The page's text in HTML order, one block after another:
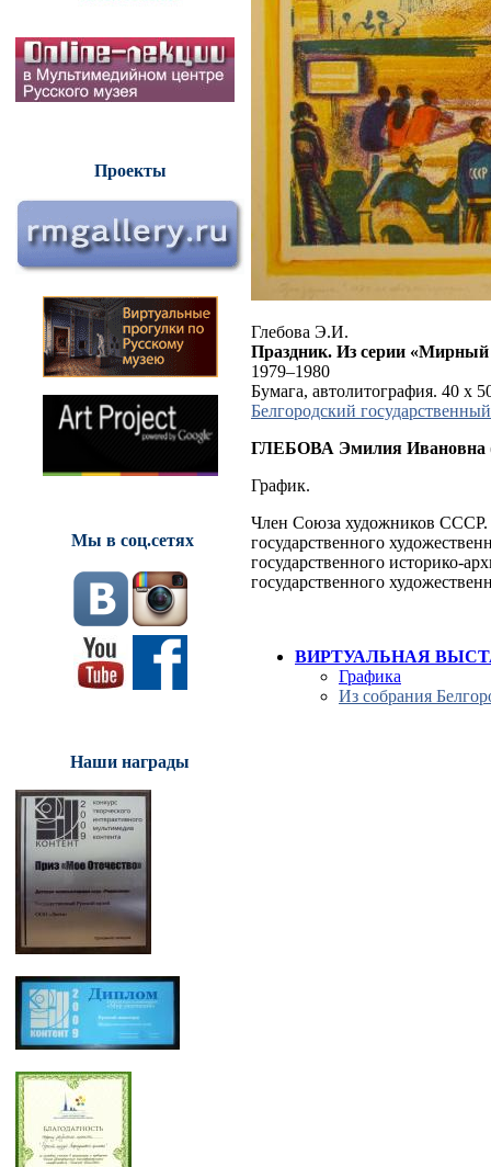
Проекты
Мы в соц.сетях
Наши награды
Глебова Э.И.
Праздник. Из серии «Мирный
1979–1980
Бумага, автолитография. 40 х
Белгородский
ГЛЕБОВА Эмилия Ивановна
График.
Член Союза художников СССР.
государственного
государственного историко-
государственного
ВИРТУАЛЬНАЯ
Графика
Из собрания